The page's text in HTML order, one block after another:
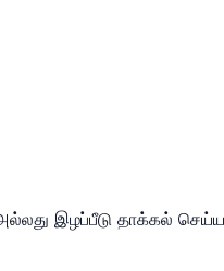
இழப்பீடு தாக்கல்